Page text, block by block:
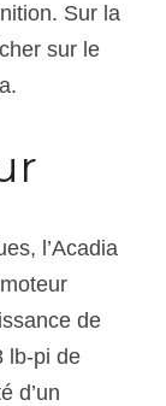
Sur la
sur le
l’Acadia
de
lb-pi de
d’un